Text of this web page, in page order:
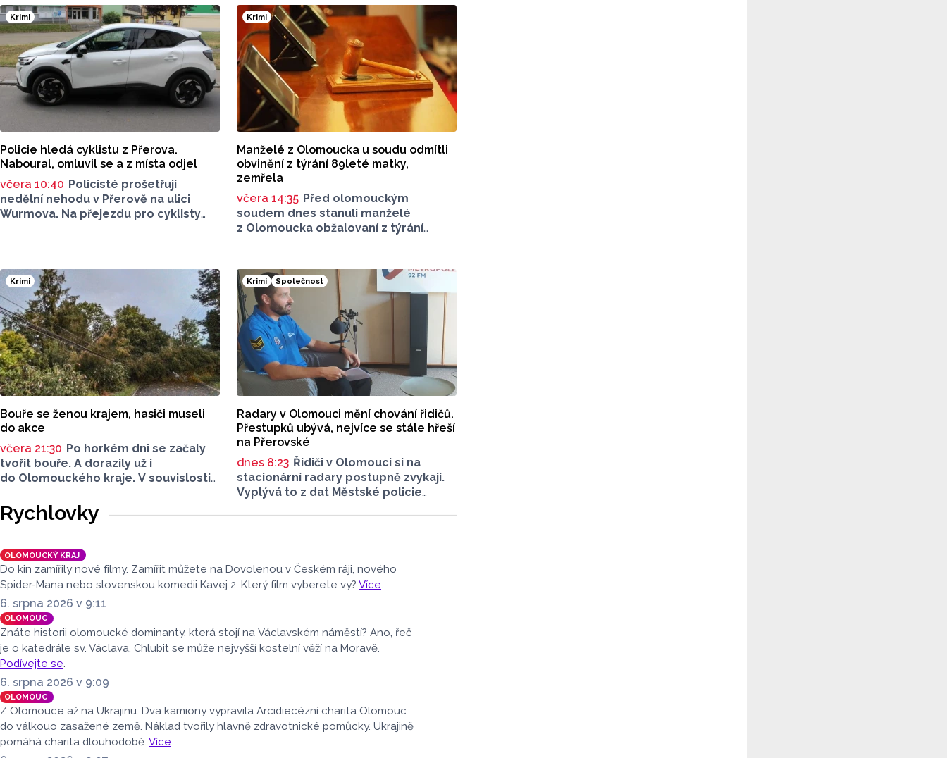
Krimi
Policie hledá cyklistu z Přerova.
Naboural, omluvil se a z místa odjel
včera 10:40 Policisté prošetřují
nedělní nehodu v Přerově na ulici
Wurmova. Na přejezdu pro cyklisty
po neznámém cyklistovi pátrají
a prosí veřejnost o pomoc.
Krimi
Manželé z Olomoucka u soudu odmítli
obvinění z týrání 89leté matky,
zemřela
včera 14:35 Před olomouckým
soudem dnes stanuli manželé
z Olomoucka obžalovaní z týrání
seniorce na konci života poskytovali
v jejím domě nacházejícím se na
společné parcele. Žena zemřela
na otok mozku způsobený
proleženinami čtvrtého stupně.
Po smrti znalci zjistili, že měla
zlomená žebra, obratle i nos. Lékaři
se bránili tím, že zlomeniny mohly
vzniknout při resuscitaci po mrtvici
popřeli.
Krimi
Bouře se ženou krajem, hasiči museli
do akce
včera 21:30 Po horkém dni se začaly
tvořit bouře. A dorazily už i
do Olomouckého kraje. V souvislosti
více než 60 výjezdů, nejvíce
na Šumpersku. Hasičský záchranný
informoval na sociálních sítích.
Krimi Společnost
Radary v Olomouci mění chování řidičů.
Přestupků ubývá, nejvíce se stále hřeší
na Přerovské
dnes 8:23 Řidiči v Olomouci si na
stacionární radary postupně zvykají.
Vyplývá to z dat Městské policie
prvním měsícům výrazně klesl,
v některých lokalitách až o polovinu.
(MPO) řešit mluvil v pocastu Radia
Metropole s Tomášem Gottwaldem
mluvčí MPO Petr Čunderle.
Rychlovky
OLOMOUCKÝ KRAJ
Do kin zamířily nové filmy. Zamířit můžete na Dovolenou v Českém ráji, nového
Spider-Mana nebo slovenskou komedii Kavej 2. Který film vyberete vy? Více.
6. srpna 2026 v 9:11
OLOMOUC
Znáte historii olomoucké dominanty, která stojí na Václavském náměstí? Ano, řeč
je o katedrále sv. Václava. Chlubit se může nejvyšší kostelní věží na Moravě.
Podívejte se.
6. srpna 2026 v 9:09
OLOMOUC
Z Olomouce až na Ukrajinu. Dva kamiony vypravila Arcidiecézní charita Olomouc
do válkouo zasažené země. Náklad tvořily hlavně zdravotnické pomůcky. Ukrajině
pomáhá charita dlouhodobě. Více.